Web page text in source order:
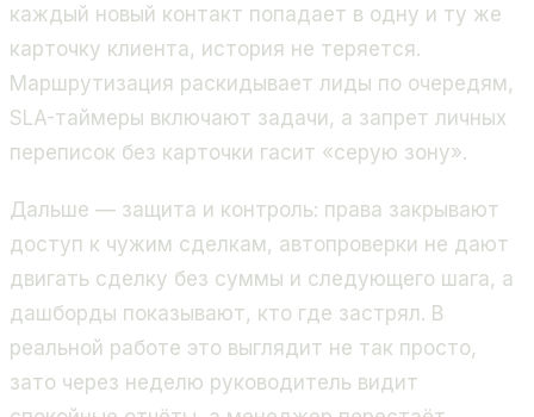
каждый новый контакт попадает в одну и ту же
карточку клиента, история не теряется.
Маршрутизация раскидывает лиды по очередям,
SLA-таймеры включают задачи, а запрет личных
переписок без карточки гасит «серую зону».
Дальше — защита и контроль: права закрывают
доступ к чужим сделкам, автопроверки не дают
двигать сделку без суммы и следующего шага, а
дашборды показывают, кто где застрял. В
реальной работе это выглядит не так просто,
зато через неделю руководитель видит